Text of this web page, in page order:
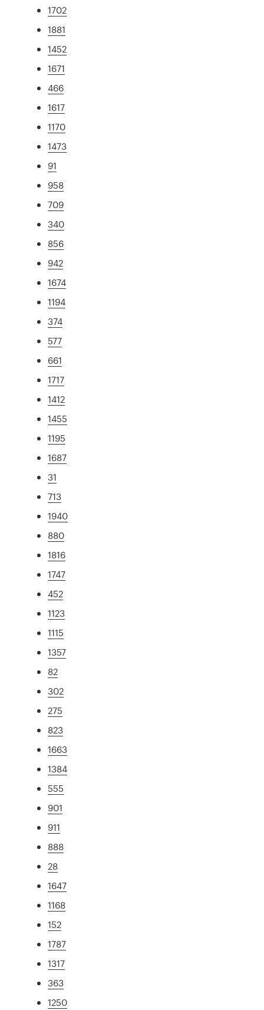
1702
1881
1452
1671
466
1617
1170
1473
91
958
709
340
856
942
1674
1194
374
577
661
1717
1412
1455
1195
1687
31
713
1940
880
1816
1747
452
1123
1115
1357
82
302
275
823
1663
1384
555
901
911
888
28
1647
1168
152
1787
1317
363
1250